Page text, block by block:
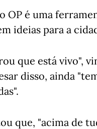
OP é uma
ideias para a
que está vivo",
disso, ainda
que, "acima de